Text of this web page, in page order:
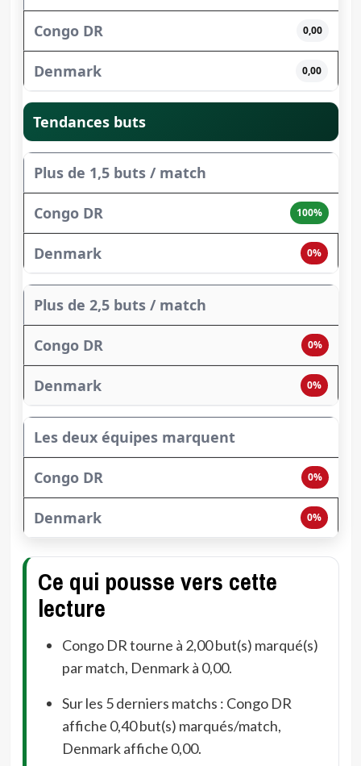
0,00
0,00
Tendances buts
Plus de 1,5 buts / match
100%
0%
Plus de 2,5 buts / match
0%
0%
Les deux équipes marquent
0%
0%
Ce qui pousse vers cette
lecture
Congo DR tourne à 2,00 but(s) marqué(s)
par match, Denmark à 0,00.
Sur les 5 derniers matchs : Congo DR
affiche 0,40 but(s) marqués/match,
Denmark affiche 0,00.